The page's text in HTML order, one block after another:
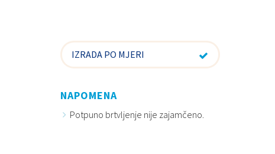
IZRADA PO MJERI
NAPOMENA
Potpuno brtvljenje nije zajamčeno.